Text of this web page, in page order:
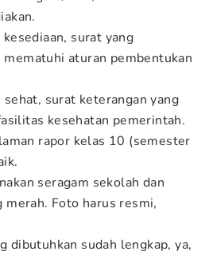
surat yang
mematuhi aturan pembentukan
surat keterangan yang
kesehatan pemerintah.
rapor kelas 10 (semester
seragam sekolah dan
merah. Foto harus resmi,
dibutuhkan sudah lengkap, ya,